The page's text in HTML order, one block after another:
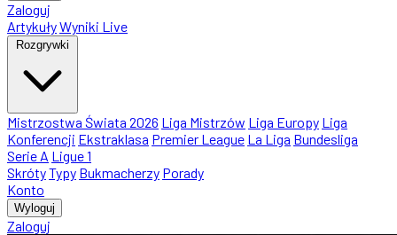
Zaloguj
ArtykułyWyniki Live
Rozgrywki
Mistrzostwa Świata 2026 Liga Mistrzów Liga Europy Liga
Konferencji Ekstraklasa Premier League La Liga Bundesliga
Serie A Ligue 1
SkrótyTypy Bukmacherzy Porady
Konto
Wyloguj
Zaloguj